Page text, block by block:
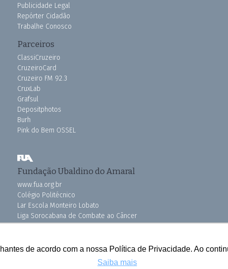
de acordo com a nossa Política de Privacidade. Ao
Saiba mais
Publicidade Legal
Repórter Cidadão
Trabalhe Conosco
Parceiros
ClassiCruzeiro
CruzeiroCard
Cruzeiro FM 92.3
CruxLab
Grafsul
Depositphotos
Burh
Pink do Bem OSSEL
Fundação Ubaldino do Amaral
www.fua.org.br
Colégio Politécnico
Lar Escola Monteiro Lobato
Liga Sorocabana de Combate ao Câncer
Vila dos Velhinhos